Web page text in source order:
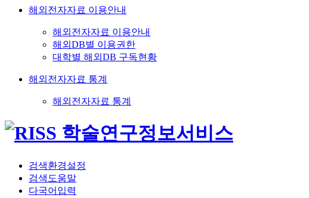
해외전자자료 이용안내
해외전자자료 이용안내
해외DB별 이용권한
대학별 해외DB 구독현황
해외전자자료 통계
해외전자자료 통계
검색환경설정
검색도움말
다국어입력